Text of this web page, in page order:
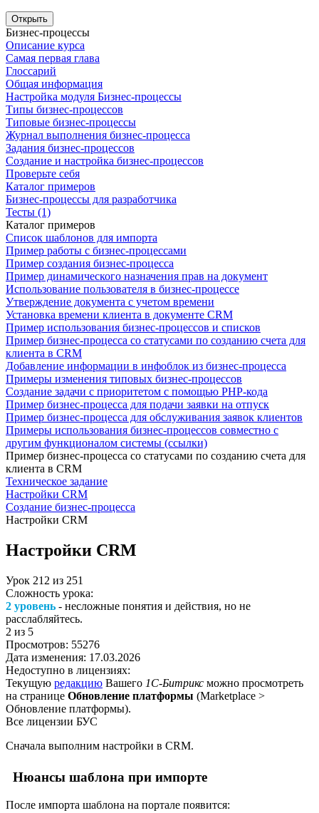
Открыть
Бизнес-процессы
Описание курса
Самая первая глава
Глоссарий
Общая информация
Настройка модуля Бизнес-процессы
Типы бизнес-процессов
Типовые бизнес-процессы
Журнал выполнения бизнес-процесса
Задания бизнес-процессов
Создание и настройка бизнес-процессов
Проверьте себя
Каталог примеров
Бизнес-процессы для разработчика
Тесты (1)
Каталог примеров
Список шаблонов для импорта
Пример работы с бизнес-процессами
Пример создания бизнес-процесса
Пример динамического назначения прав на документ
Использование пользователя в бизнес-процессе
Утверждение документа с учетом времени
Установка времени клиента в документе CRM
Пример использования бизнес-процессов и списков
Пример бизнес-процесса со статусами по созданию счета для
клиента в CRM
Добавление информации в инфоблок из бизнес-процесса
Примеры изменения типовых бизнес-процессов
Создание задачи с приоритетом с помощью PHP-кода
Пример бизнес-процесса для подачи заявки на отпуск
Пример бизнес-процесса для обслуживания заявок клиентов
Примеры использования бизнес-процессов совместно с
другим функционалом системы (ссылки)
Пример бизнес-процесса со статусами по созданию счета для
клиента в CRM
Техническое задание
Настройки CRM
Создание бизнес-процесса
Настройки CRM
Настройки CRM
Урок 212 из 251
Сложность урока:
2 уровень - несложные понятия и действия, но не
расслабляйтесь.
2 из 5
Просмотров: 55276
Дата изменения: 17.03.2026
Недоступно в лицензиях:
Текущую редакцию Вашего 1С-Битрикс можно просмотреть
на странице Обновление платформы (Marketplace >
Обновление платформы).
Все лицензии БУС
Сначала выполним настройки в CRM.
Нюансы шаблона при импорте
После импорта шаблона на портале появится: